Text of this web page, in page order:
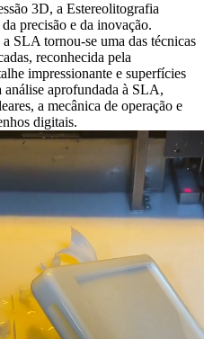
3D, a Estereolitografia
precisão e da inovação.
SLA tornou-se uma das técnicas
reconhecida pela
impressionante e superfícies
análise aprofundada à SLA,
a mecânica de operação e
digitais.